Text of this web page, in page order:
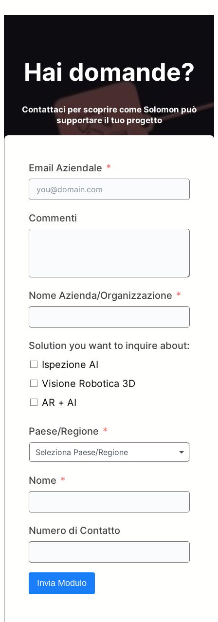
Hai domande?
Contattaci per scoprire come Solomon può
supportare il tuo progetto
Email Aziendale
Commenti
Nome Azienda/Organizzazione
Solution you want to inquire about:
Ispezione AI
Visione Robotica 3D
AR + AI
Paese/Regione
Seleziona Paese/Regione
Nome
Numero di Contatto
Invia Modulo